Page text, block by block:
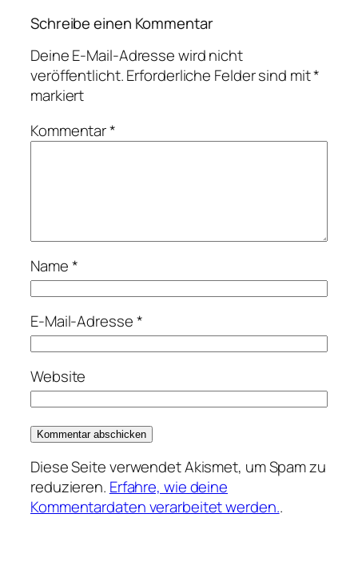
Schreibe einen Kommentar
Deine E-Mail-Adresse wird nicht
veröffentlicht.Erforderliche Felder sind mit*
markiert
Kommentar*
Name*
E-Mail-Adresse*
Website
Diese Seite verwendet Akismet, um Spam zu
reduzieren. Erfahre, wie deine
Kommentardaten verarbeitet werden..